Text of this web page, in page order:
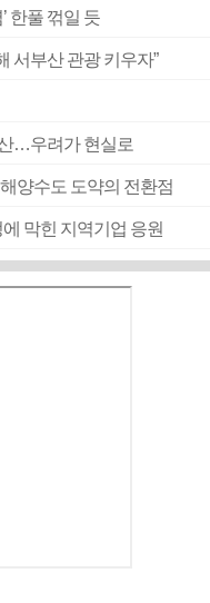
한풀 꺾일 듯
서부산 관광 키우자”
산…우려가 현실로
양수도 도약의 전환점
막힌 지역기업 응원